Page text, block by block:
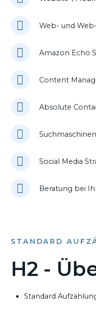
Web- und
Amazon Echo
Content
Absolute
Social Media
Beratung bei
STANDARD
H2 -
Standard